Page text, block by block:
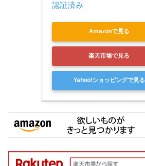
認証済み
Amazonで見る
楽天市場で見る
Yahoo!ショッピングで見る